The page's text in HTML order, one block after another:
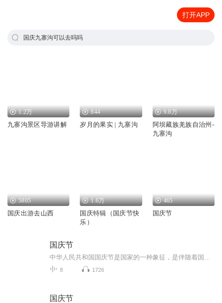
打开APP
国庆九寨沟可以去吗吗
1.2万
九寨沟景区导游讲解
844
岁月的果实 | 九寨沟
9.8万
阿坝藏族羌族自治州-
九寨沟
5805
国庆出游去山西
1.6万
国庆特辑（国庆节快
乐）
465
国庆节
国庆节
8 1726
国庆节